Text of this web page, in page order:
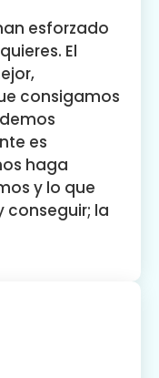
esforzado
El
consigamos
es
haga
y lo que
conseguir; la